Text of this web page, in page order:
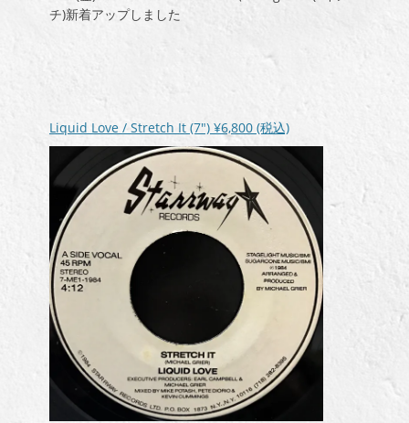
チ)新着アップしました
Liquid Love / Stretch It (7″) ¥6,800 (税込)